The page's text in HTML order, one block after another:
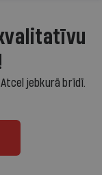
jebkurā brīdī.